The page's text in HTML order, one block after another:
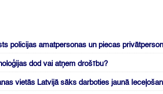
policijas amatpersonas un piecas
dod vai atņem drošību?
vietās Latvijā sāks darboties jaunā